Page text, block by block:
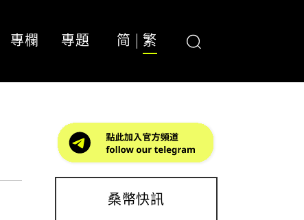
專欄 專題 简 繁
桑幣快訊